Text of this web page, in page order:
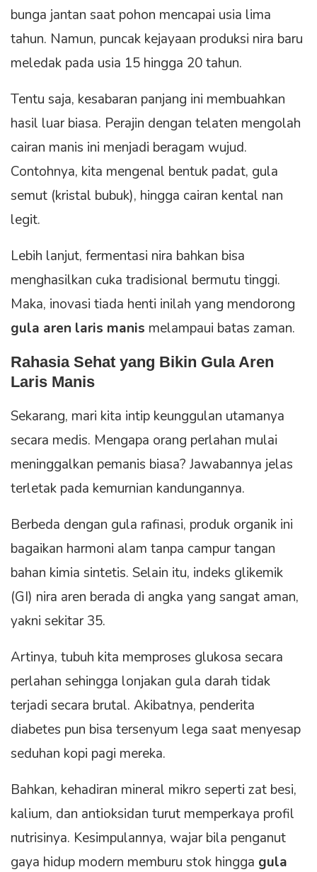
bunga jantan saat pohon mencapai usia lima
tahun. Namun, puncak kejayaan produksi nira baru
meledak pada usia 15 hingga 20 tahun.
Tentu saja, kesabaran panjang ini membuahkan
hasil luar biasa. Perajin dengan telaten mengolah
cairan manis ini menjadi beragam wujud.
Contohnya, kita mengenal bentuk padat, gula
semut (kristal bubuk), hingga cairan kental nan
legit.
Lebih lanjut, fermentasi nira bahkan bisa
menghasilkan cuka tradisional bermutu tinggi.
Maka, inovasi tiada henti inilah yang mendorong
gula aren laris manis melampaui batas zaman.
Rahasia Sehat yang Bikin Gula Aren
Laris Manis
Sekarang, mari kita intip keunggulan utamanya
secara medis. Mengapa orang perlahan mulai
meninggalkan pemanis biasa? Jawabannya jelas
terletak pada kemurnian kandungannya.
Berbeda dengan gula rafinasi, produk organik ini
bagaikan harmoni alam tanpa campur tangan
bahan kimia sintetis. Selain itu, indeks glikemik
(GI) nira aren berada di angka yang sangat aman,
yakni sekitar 35.
Artinya, tubuh kita memproses glukosa secara
perlahan sehingga lonjakan gula darah tidak
terjadi secara brutal. Akibatnya, penderita
diabetes pun bisa tersenyum lega saat menyesap
seduhan kopi pagi mereka.
Bahkan, kehadiran mineral mikro seperti zat besi,
kalium, dan antioksidan turut memperkaya profil
nutrisinya. Kesimpulannya, wajar bila penganut
gaya hidup modern memburu stok hingga gula